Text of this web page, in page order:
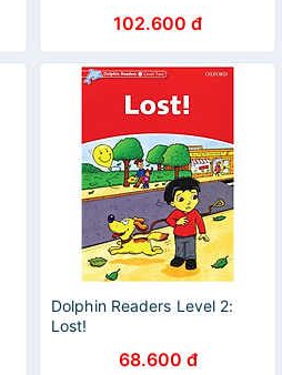
102.600 đ
Dolphin Readers Level 2:
Lost!
68.600 đ